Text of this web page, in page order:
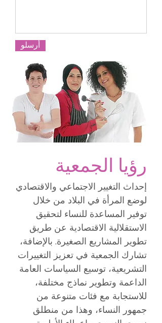
أرسلو
رؤيا الجمعية
إحداث التغيير الاجتماعي والاقتصادي
لوضع المرأة في البلاد من خلال
توفير المساعدة للنساء لتحقيق
الاستقلالية الاقتصادية عن طريق
تطوير المشاريع الصغيرة. بالإضافة،
تشارك الجمعية في تعزيز التغييرات
التشريعية، توسيع السياسات العامة
الداعمة وتطوير نماذج مختلفة،
للاستجابة مع فئات متنوعة من
جمهور النساء، وهذا من منطلق